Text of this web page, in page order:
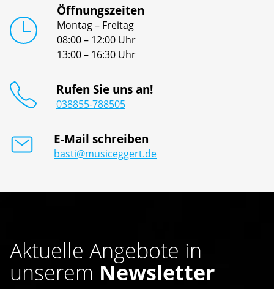
Öffnungszeiten
Montag – Freitag
08:00 – 12:00 Uhr
13:00 – 16:30 Uhr
Rufen Sie uns an!
038855-788505
E-Mail schreiben
basti@musiceggert.de
Aktuelle Angebote in
unserem Newsletter